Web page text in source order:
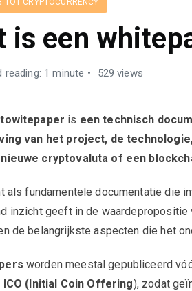
TOT CRYPTOCURRENCY
is een
reading: 1 minute 529 views
is een technisch
van het project, de
cryptovaluta of een
als fundamentele documentatie die
inzicht geeft in de waardepropositie
de belangrijkste aspecten die het
worden meestal gepubliceerd
ICO (Initial Coin Offering), zodat